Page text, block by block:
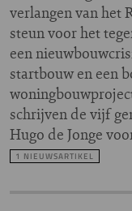
verlangen van het
steun voor het
een
startbouw en een
schrijven de vijf
Hugo de Jonge
1 NIEUWSARTIKEL